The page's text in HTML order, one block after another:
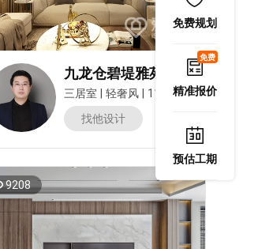
九龙仓碧堤雅苑118㎡三居室轻奢风装修案例
三居室 轻奢风
118m²
找他设计
9208
免费规划
免费
精准报价
预估工期